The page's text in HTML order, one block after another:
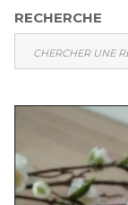
RECHERCHE